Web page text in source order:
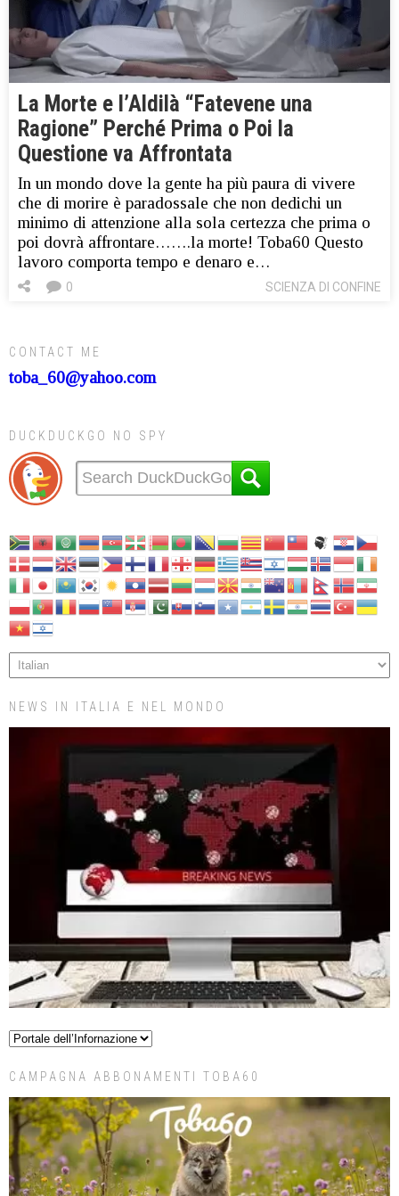
La Morte e l’Aldilà “Fatevene una
Ragione” Perché Prima o Poi la
Questione va Affrontata
In un mondo dove la gente ha più paura di vivere
che di morire è paradossale che non dedichi un
minimo di attenzione alla sola certezza che prima o
poi dovrà affrontare…….la morte! Toba60 Questo
lavoro comporta tempo e denaro e…
SCIENZA DI CONFINE
0
CONTACT ME
toba_60@yahoo.com
DUCKDUCKGO NO SPY
NEWS IN ITALIA E NEL MONDO
CAMPAGNA ABBONAMENTI TOBA60